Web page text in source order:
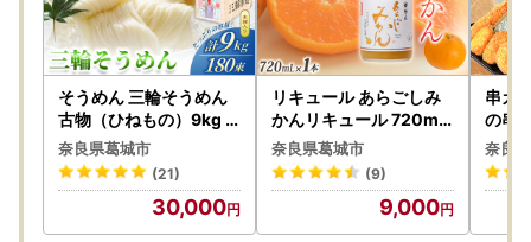
そうめん 三輪そうめん
古物（ひねもの）9kg
【mrhs005】
奈良県葛城市
(21)
30,000
リキュール あらごしみ
かんリキュール 720ml
梅乃宿【umyd002A】
奈良県葛城市
(9)
9,000
串カ
の串
各3
02】
奈良